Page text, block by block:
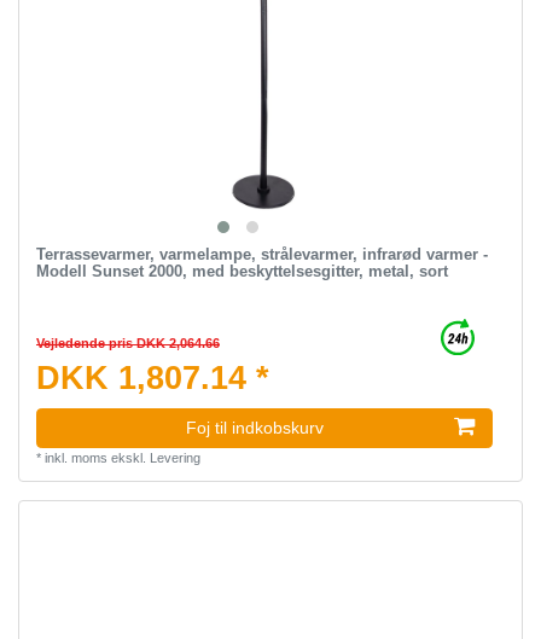
Terrassevarmer, varmelampe, strålevarmer, infrarød varmer -
Modell Sunset 2000, med beskyttelsesgitter, metal, sort
Vejledende pris DKK 2,064.66
DKK 1,807.14 *
Foj til indkobskurv
* inkl. moms ekskl. Levering